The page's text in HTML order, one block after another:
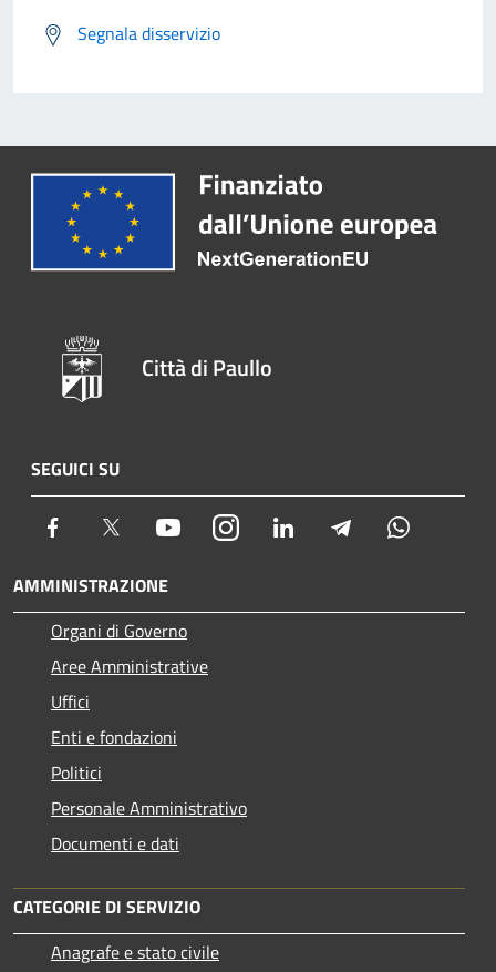
Segnala disservizio
Città di Paullo
SEGUICI SU
Facebook Twitter YoutubeInstagram LinkedIn Telegram
AMMINISTRAZIONE
Organi di Governo
Aree Amministrative
Uffici
Enti e fondazioni
Politici
Personale Amministrativo
Documenti e dati
CATEGORIE DI SERVIZIO
Anagrafe e stato civile